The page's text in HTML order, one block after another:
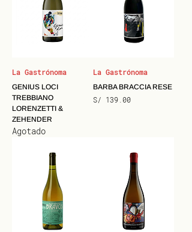
La Gastrónoma
GENIUS LOCI
TREBBIANO
LORENZETTI &
ZEHENDER
Agotado
La Gastrónoma
BARBA BRACCIA RESE
Precio
S/ 139.00